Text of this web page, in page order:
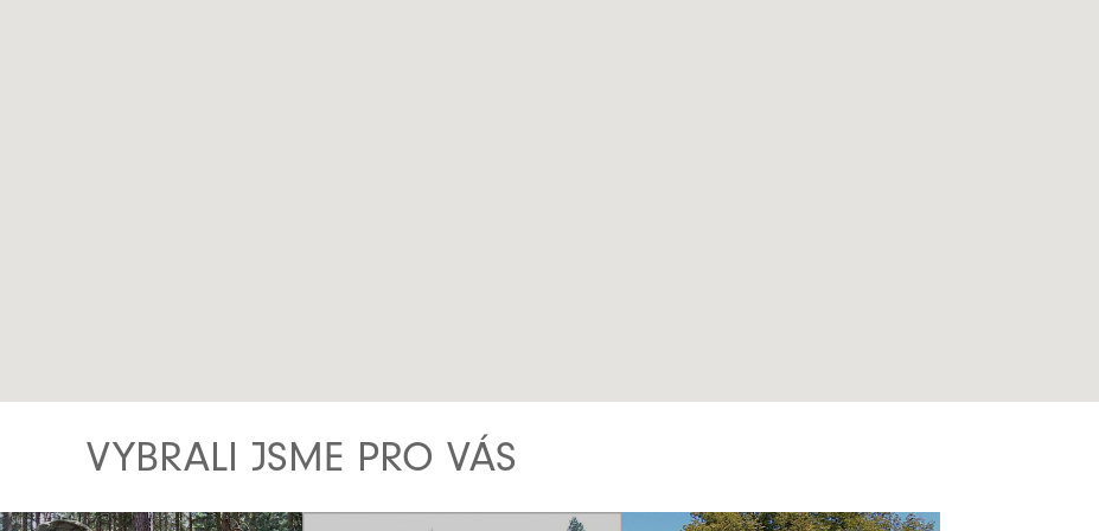
VYBRALI JSME PRO VÁS